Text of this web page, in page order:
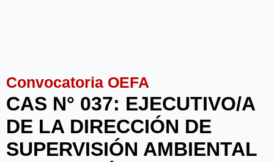
Convocatoria OEFA
CAS N° 037: EJECUTIVO/A
DE LA DIRECCIÓN DE
SUPERVISIÓN AMBIENTAL